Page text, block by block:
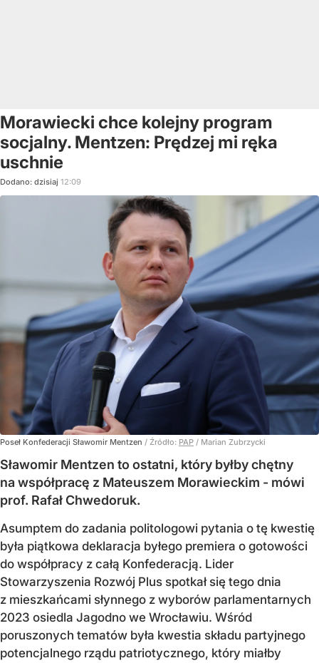
Morawiecki chce kolejny program
socjalny. Mentzen: Prędzej mi ręka
uschnie
Dodano: dzisiaj 12:09
Poseł Konfederacji Sławomir Mentzen / Źródło: PAP / Marian Zubrzycki
Sławomir Mentzen to ostatni, który byłby chętny
na współpracę z Mateuszem Morawieckim - mówi
prof. Rafał Chwedoruk.
Asumptem do zadania politologowi pytania o tę kwestię
była piątkowa deklaracja byłego premiera o gotowości
do współpracy z całą Konfederacją. Lider
Stowarzyszenia Rozwój Plus spotkał się tego dnia
z mieszkańcami słynnego z wyborów parlamentarnych
2023 osiedla Jagodno we Wrocławiu. Wśród
poruszonych tematów była kwestia składu partyjnego
potencjalnego rządu patriotycznego, który miałby